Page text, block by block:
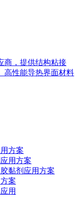
商，提供结构粘接
高性能导热界面材料
方案
用方案
黏剂应用方案
案
用